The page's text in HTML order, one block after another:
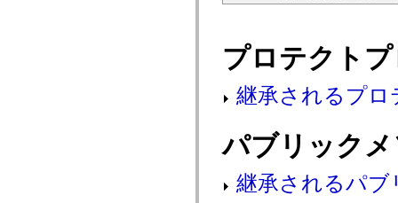
プロテクト
継承されるプ
パブリック
継承されるパ